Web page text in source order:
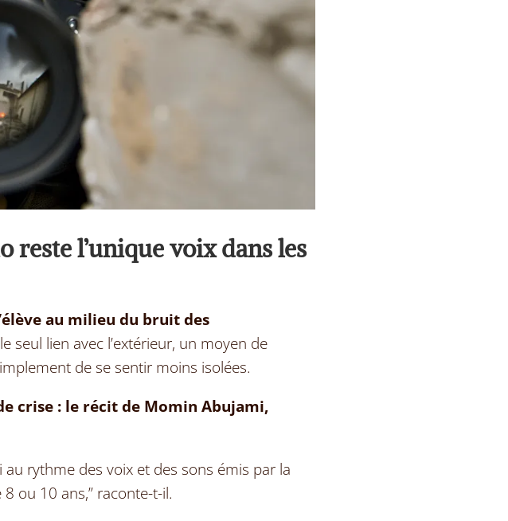
reste l’unique voix dans les
ève au milieu du bruit des
seul lien avec l’extérieur, un moyen de
de se sentir moins isolées.
crise : le récit de Momin Abujami,
au rythme des voix et des sons émis par la
ou 10 ans,” raconte-t-il.